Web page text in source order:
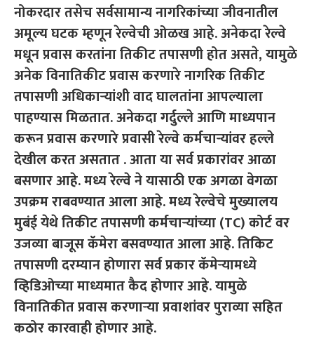
नोकरदार तसेच सर्वसामान्य नागरिकांच्या जीवनातील
अमूल्य घटक म्हणून रेल्वेची ओळख आहे. अनेकदा रेल्वे
मधून प्रवास करतांना तिकीट तपासणी होत असते, यामुळे
अनेक विनातिकीट प्रवास करणारे नागरिक तिकीट
तपासणी अधिकाऱ्यांशी वाद घालतांना आपल्याला
पाहण्यास मिळतात. अनेकदा गर्दुल्ले आणि माध्यपान
करून प्रवास करणारे प्रवासी रेल्वे कर्मचाऱ्यांवर हल्ले
देखील करत असतात . आता या सर्व प्रकारांवर आळा
बसणार आहे. मध्य रेल्वे ने यासाठी एक अगळा वेगळा
उपक्रम राबवण्यात आला आहे. मध्य रेल्वेचे मुख्यालय
मुबंई येथे तिकीट तपासणी कर्मचाऱ्यांच्या (TC) कोर्ट वर
उजव्या बाजूस कॅमेरा बसवण्यात आला आहे. तिकिट
तपासणी दरम्यान होणारा सर्व प्रकार कॅमेऱ्यामध्ये
व्हिडिओच्या माध्यमात कैद होणार आहे. यामुळे
विनातिकीत प्रवास करणाऱ्या प्रवाशांवर पुराव्या सहित
कठोर कारवाही होणार आहे.